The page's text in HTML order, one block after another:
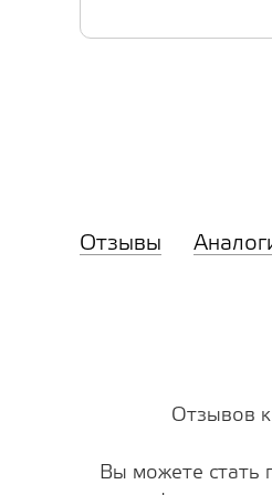
Отзывы
Отзывов к
Вы можете стать